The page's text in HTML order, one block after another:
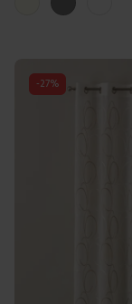
-27%